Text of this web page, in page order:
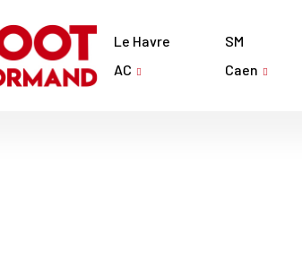
Le Havre
AC
SM
Caen